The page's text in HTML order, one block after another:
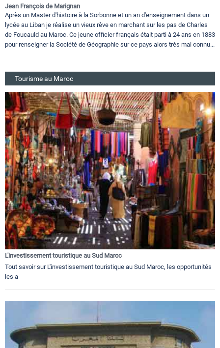
Jean François de Marignan
Après un Master d'histoire à la Sorbonne et un an d'enseignement dans un
lycée au Liban je réalise un vieux rêve en marchant sur les pas de Charles
de Foucauld au Maroc. Ce jeune officier français était parti à 24 ans en 1883
pour renseigner la Société de Géographie sur ce pays alors très mal connu...
Tourisme au Maroc
L'investissement touristique au Sud Maroc
Tout savoir sur L'investissement touristique au Sud Maroc, les opportunités
les a